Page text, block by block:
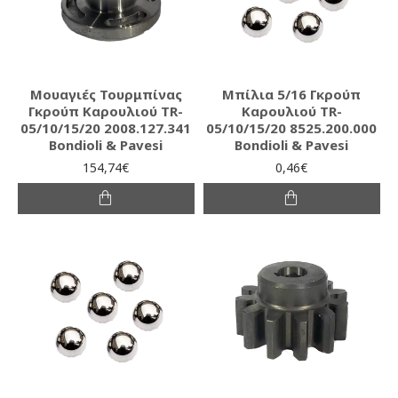
Μουαγιές Τουρμπίνας
Γκρούπ Καρουλιού TR-
05/10/15/20 2008.127.341
Bondioli & Pavesi
154,74€
Μπίλια 5/16 Γκρούπ
Καρουλιού TR-
05/10/15/20 8525.200.000
Bondioli & Pavesi
0,46€